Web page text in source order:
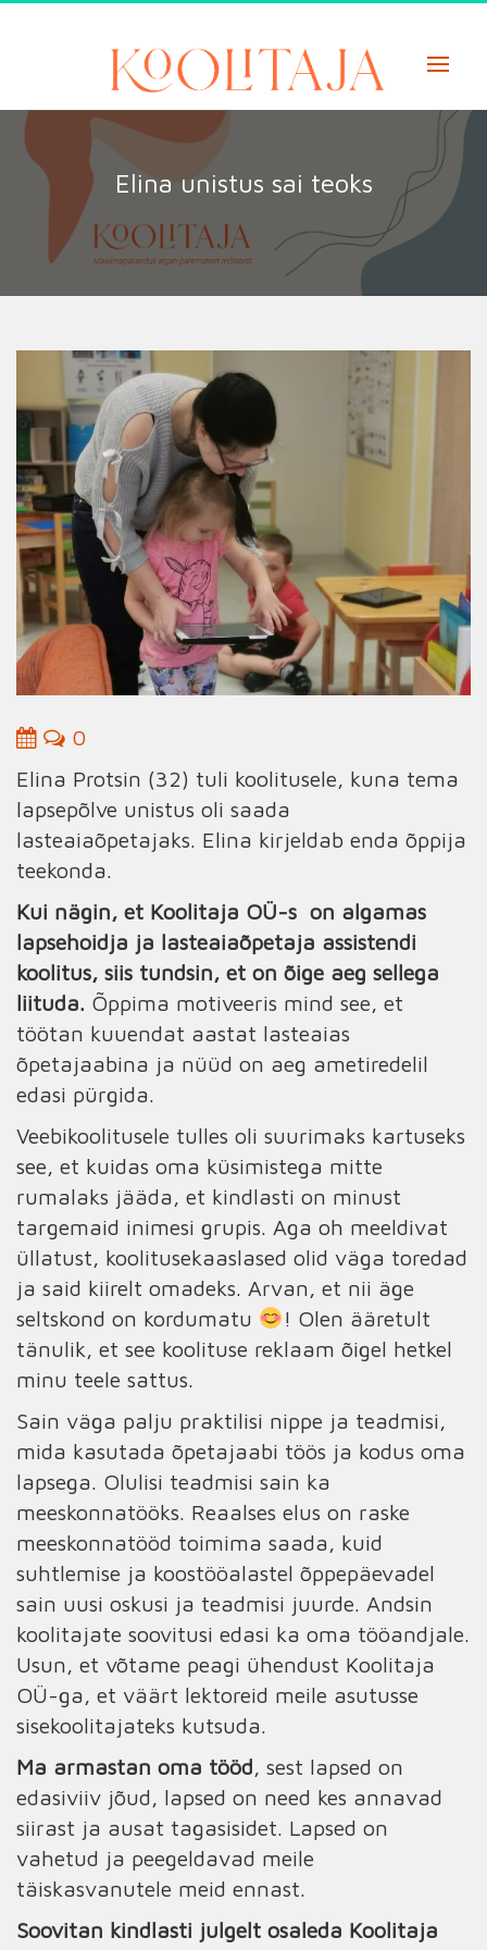
Elina unistus sai teoks
0
Elina Protsin (32) tuli koolitusele, kuna tema
lapsepõlve unistus oli saada
lasteaiaõpetajaks. Elina kirjeldab enda õppija
teekonda.
Kui nägin, et Koolitaja OÜ-s on algamas
lapsehoidja ja lasteaiaõpetaja assistendi
koolitus, siis tundsin, et on õige aeg sellega
liituda. Õppima motiveeris mind see, et
töötan kuuendat aastat lasteaias
õpetajaabina ja nüüd on aeg ametiredelil
edasi pürgida.
Veebikoolitusele tulles oli suurimaks kartuseks
see, et kuidas oma küsimistega mitte
rumalaks jääda, et kindlasti on minust
targemaid inimesi grupis. Aga oh meeldivat
üllatust, koolitusekaaslased olid väga toredad
ja said kiirelt omadeks. Arvan, et nii äge
seltskond on kordumatu
! Olen ääretult
tänulik, et see koolituse reklaam õigel hetkel
minu teele sattus.
Sain väga palju praktilisi nippe ja teadmisi,
mida kasutada õpetajaabi töös ja kodus oma
lapsega. Olulisi teadmisi sain ka
meeskonnatööks. Reaalses elus on raske
meeskonnatööd toimima saada, kuid
suhtlemise ja koostööalastel õppepäevadel
sain uusi oskusi ja teadmisi juurde. Andsin
koolitajate soovitusi edasi ka oma tööandjale.
Usun, et võtame peagi ühendust Koolitaja
OÜ-ga, et väärt lektoreid meile asutusse
sisekoolitajateks kutsuda.
Ma armastan oma tööd, sest lapsed on
edasiviiv jõud, lapsed on need kes annavad
siirast ja ausat tagasisidet. Lapsed on
vahetud ja peegeldavad meile
täiskasvanutele meid ennast.
Soovitan kindlasti julgelt osaleda Koolitaja